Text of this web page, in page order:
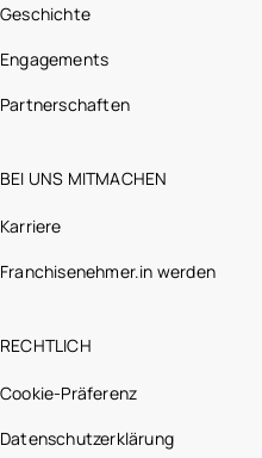
Geschichte
Engagements
Partnerschaften
BEI UNS MITMACHEN
Karriere
Franchisenehmer.in werden
RECHTLICH
Cookie-Präferenz
Datenschutzerklärung